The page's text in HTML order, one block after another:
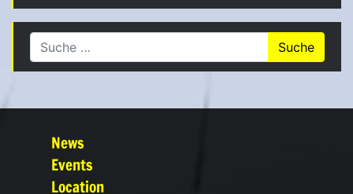
Suche nach:
News
Events
Location